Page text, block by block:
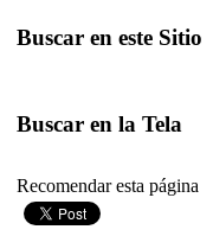
Buscar en este Sitio
Buscar en la Tela
Recomendar esta página